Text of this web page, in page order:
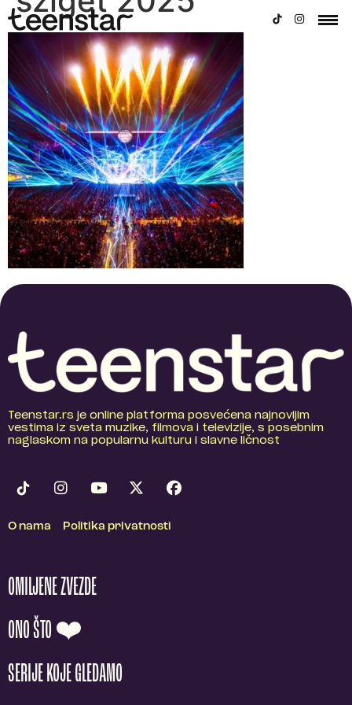
Teenstar.rs je online platforma posvećena najnovijim
vestima iz sveta muzike, filmova i televizije, s posebnim
naglaskom na popularnu kulturu i slavne ličnost
O nama Politika privatnosti
OMILJENE ZVEZDE
ONO ŠTO ❤️
SERIJE KOJE GLEDAMO